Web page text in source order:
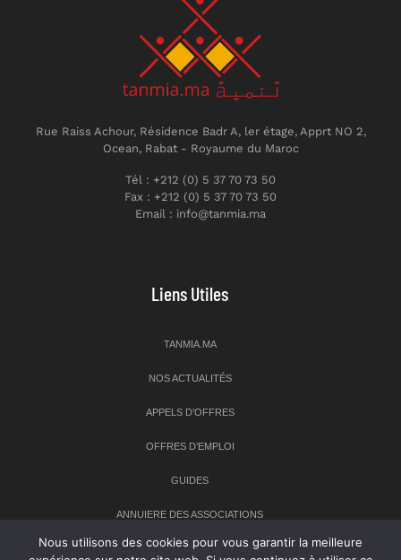
Rue Raiss Achour, Résidence Badr A, ler étage, Apprt NO 2,
Ocean, Rabat - Royaume du Maroc
Tél : +212 (0) 5 37 70 73 50
Fax : +212 (0) 5 37 70 73 50
Email : info@tanmia.ma
Liens Utiles
TANMIA.MA
NOS ACTUALITÉS
APPELS D’OFFRES
OFFRES D’EMPLOI
GUIDES
ANNUIERE DES ASSOCIATIONS
Nous utilisons des cookies pour vous garantir la meilleure